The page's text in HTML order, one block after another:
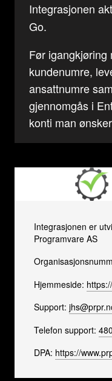
Integrasjonen
Go.
Før igangkjøring
kundenumre,
ansattnumre
gjennomgås i
konti man
Integrasjonen er
Programvare AS
Hjemmeside:
Support:
Telefon support:
DPA: https://